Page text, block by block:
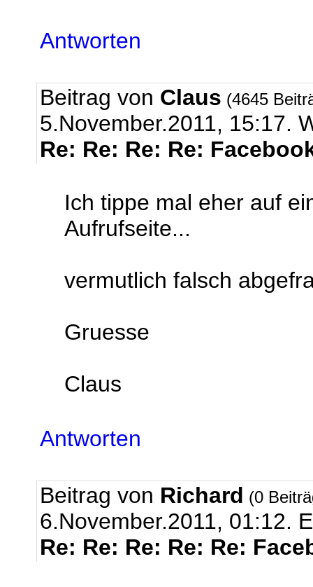
Antworten
Beitrag von Claus (4645
5.November.2011, 15:17.
Re: Re: Re: Re:
Ich tippe mal eher auf
Aufrufseite...
vermutlich falsch
Gruesse
Claus
Antworten
Beitrag von Richard (0
6.November.2011, 01:12.
Re: Re: Re: Re: Re: